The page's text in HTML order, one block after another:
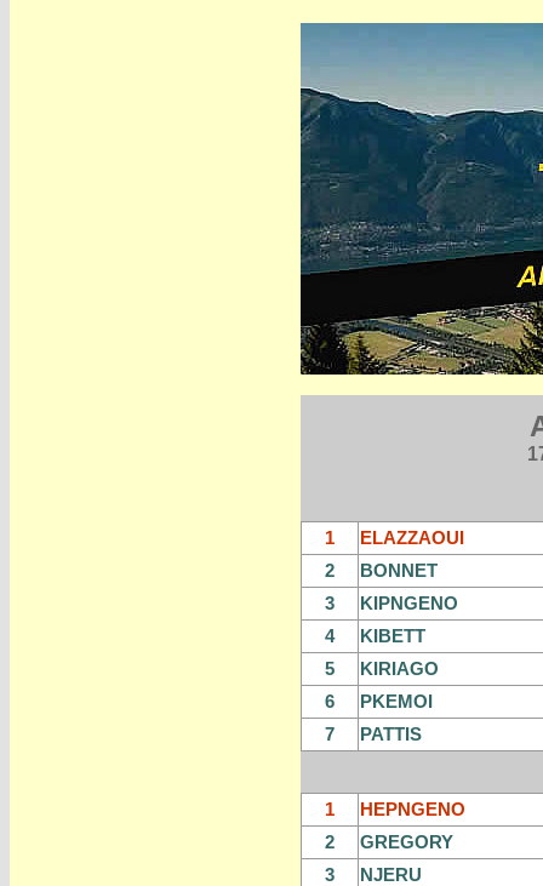
1
ELAZZAOUI
2
BONNET
3
KIPNGENO
4
KIBETT
5
KIRIAGO
6
PKEMOI
7
PATTIS
1
HEPNGENO
2
GREGORY
3
NJERU